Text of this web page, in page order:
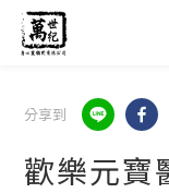
分享到
歡樂元寶